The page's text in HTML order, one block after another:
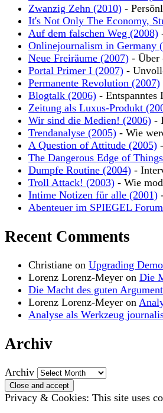
Zwanzig Zehn (2010) -
It's Not Only The Economy,
Auf dem falschen Weg (2008)
Onlinejournalism in Germany
Neue Freiräume (2007) - Über
Portal Primer I (2007) -
Permanente Revolution (2007)
Blogtalk (2006) - Entspanntes
Zeitung als Luxus-Produkt
Wir sind die Medien! (2006) -
Trendanalyse (2005) - Wie
A Question of Attitude (2005)
The Dangerous Edge of
Dumpfe Routine (2004) -
Troll Attack! (2003) - Wie
Intime Notizen für alle (2001)
Abenteuer im SPIEGEL
Recent Comments
Christiane on Upgrading
Lorenz Lorenz-Meyer on Die
Die Macht des guten
Lorenz Lorenz-Meyer on
Analyse als Werkzeug
Archiv
Archiv
Privacy & Cookies: This site uses